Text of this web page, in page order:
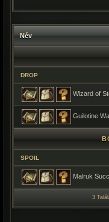
Név
DROP
Wizard of
Guilotine
SPOIL
Malruk
3